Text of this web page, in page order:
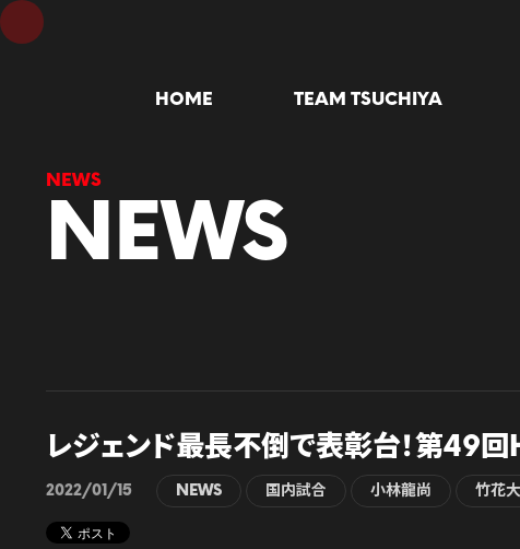
HOME TEAM TSUCHIYA
NEWS
レジェンド最長不倒で表彰台！第49回
2022/01/15 NEWS 国内試合 小林龍尚 竹花